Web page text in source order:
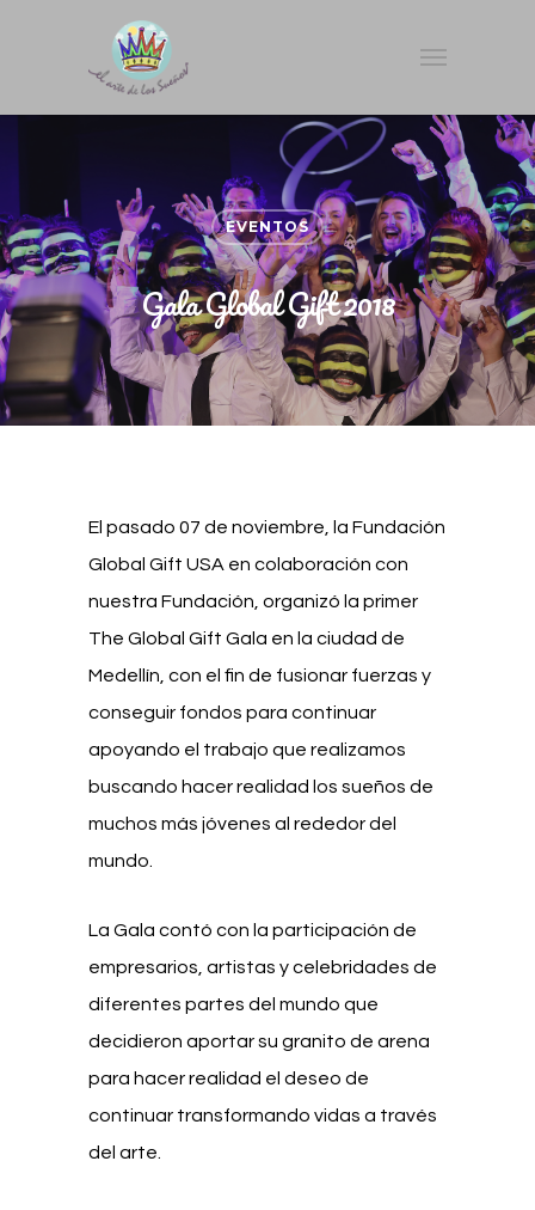
EVENTOS
Gala Global Gift 2018
El pasado 07 de noviembre, la Fundación
Global Gift USA en colaboración con
nuestra Fundación, organizó la primer
The Global Gift Gala en la ciudad de
Medellín, con el fin de fusionar fuerzas y
conseguir fondos para continuar
apoyando el trabajo que realizamos
buscando hacer realidad los sueños de
muchos más jóvenes al rededor del
mundo.
La Gala contó con la participación de
empresarios, artistas y celebridades de
diferentes partes del mundo que
decidieron aportar su granito de arena
para hacer realidad el deseo de
continuar transformando vidas a través
del arte.